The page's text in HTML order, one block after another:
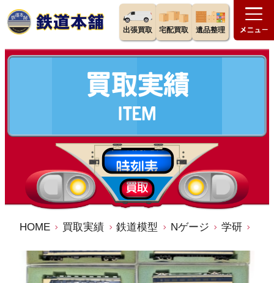
出張買取 宅配買取 遺品整理
HOME 買取実績 鉄道模型 Nゲージ 学研